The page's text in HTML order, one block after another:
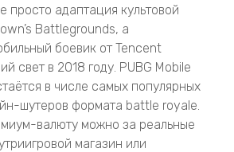
просто адаптация культовой
Battlegrounds, а
боевик от Tencent
свет в 2018 году. PUBG Mobile
в числе самых популярных
шутеров формата battle royale.
валюту можно за реальные
магазин или